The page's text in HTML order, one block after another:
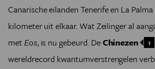
Canarische eilanden Tenerife en La
kilometer uit elkaar. Wat Zeilinger al
metEos, is nu gebeurd. DeChinezen 1
wereldrecord kwantumverstrengelen